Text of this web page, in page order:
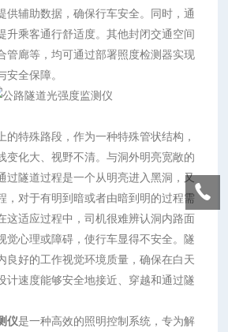
供辅助数据，确保行车安全。同时，通
升乘客通行舒适度。其他封闭交通空间
管廊等，均可通过部署照度检测器实现
安全保障。
特殊路段，作为一种特殊管状结构，
变化大、视野不清。与洞外明亮宽敞的
过隧道过程是一个从明亮进入黑洞，又
，对于有明到暗或者由暗到明的过程需
这适应过程中，司机很难辨认洞内路面
觉心理或障碍，使行车显得不安全。隧
良好的工作视觉环境质量，确保在白天
计速度能够安全地接近、穿越和通过隧
仪是一种高效的照明控制系统，专为解